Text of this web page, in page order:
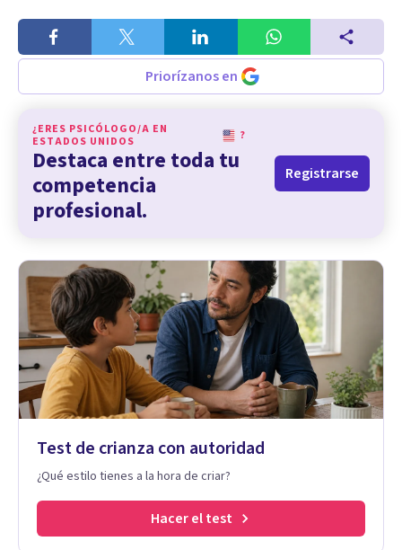
Priorízanos en
¿ERES PSICÓLOGO/A EN
ESTADOS UNIDOS
?
Destaca entre toda tu
competencia
profesional.
Registrarse
Test de crianza con autoridad
¿Qué estilo tienes a la hora de criar?
Hacer el test